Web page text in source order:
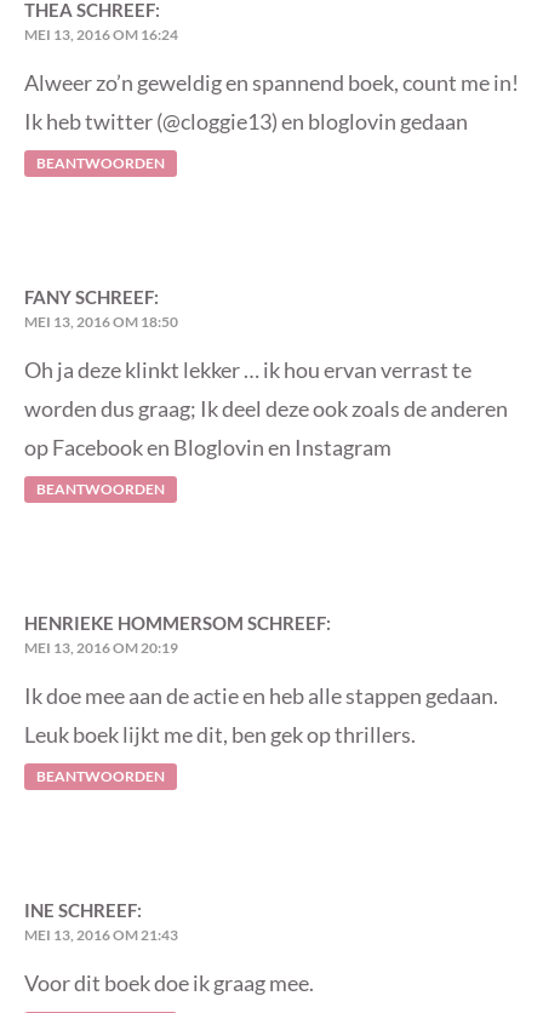
THEA SCHREEF:
MEI 13, 2016 OM 16:24
Alweer zo’n geweldig en spannend boek, count me in!
Ik heb twitter (@cloggie13) en bloglovin gedaan
BEANTWOORDEN
FANYSCHREEF:
MEI 13, 2016 OM 18:50
Oh ja deze klinkt lekker … ik hou ervan verrast te
worden dus graag; Ik deel deze ook zoals de anderen
op Facebook en Bloglovin en Instagram
BEANTWOORDEN
HENRIEKE HOMMERSOM SCHREEF:
MEI 13, 2016 OM 20:19
Ik doe mee aan de actie en heb alle stappen gedaan.
Leuk boek lijkt me dit, ben gek op thrillers.
BEANTWOORDEN
INE SCHREEF:
MEI 13, 2016 OM 21:43
Voor dit boek doe ik graag mee.